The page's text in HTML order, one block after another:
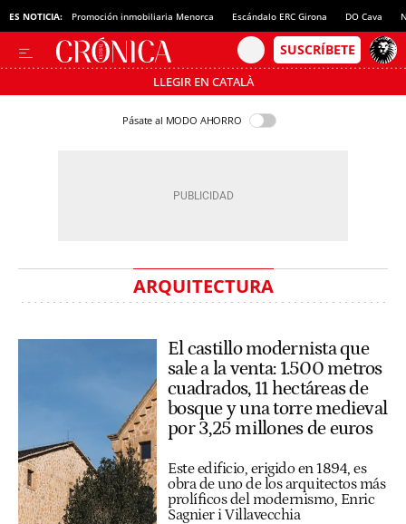
ES NOTICIA: Promoción inmobiliaria Menorca Escándalo ERC Girona DO Cava
LLEGIR EN CATALÀ
Pásate al MODO AHORRO
ARQUITECTURA
El castillo modernista que
sale a la venta: 1.500 metros
cuadrados, 11 hectáreas de
bosque y una torre medieval
por 3,25 millones de euros
Este edificio, erigido en 1894, es
obra de uno de los arquitectos más
prolíficos del modernismo, Enric
Sagnier i Villavecchia